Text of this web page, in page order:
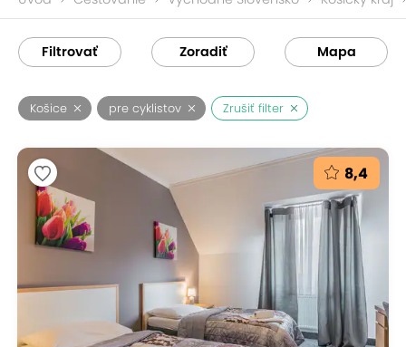
Filtrovať Zoradiť Mapa
Košice pre cyklistov Zrušiť filter
8,4